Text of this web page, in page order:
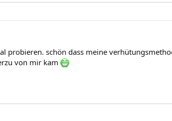
probieren. schön dass meine
von mir kam